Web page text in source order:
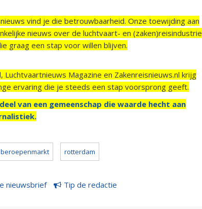
vind je die betrouwbaarheid. Onze toewijding aan
nieuws over de luchtvaart- en (zaken)reisindustrie
graag een stap voor willen blijven.
Magazine en Zakenreisnieuws.nl krijg
ervaring die je steeds een stap voorsprong geeft.
van een gemeenschap die waarde hecht aan
beroepenmarkt rotterdam
nieuwsbrief Tip de redactie